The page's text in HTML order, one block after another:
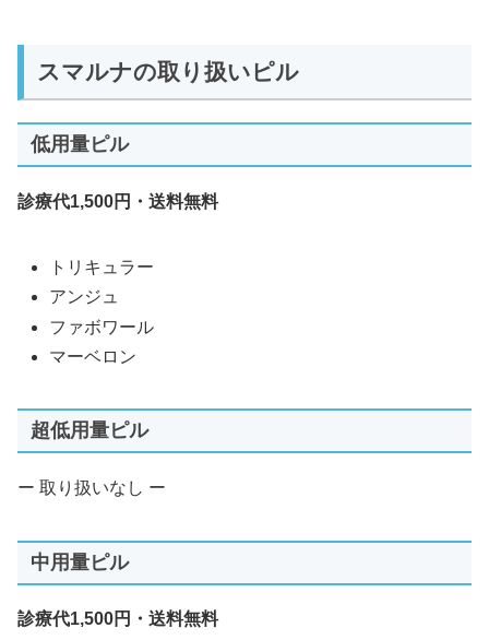
スマルナの取り扱いピル
低用量ピル
診療代1,500円・送料無料
トリキュラー
アンジュ
ファボワール
マーベロン
超低用量ピル
ー 取り扱いなし ー
中用量ピル
診療代1,500円・送料無料